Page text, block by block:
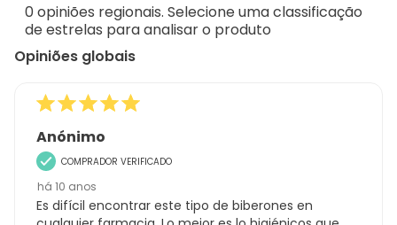
análises
0 opiniões regionais. Selecione uma classificação
de estrelas para analisar o produto
Opiniões globais
Anónimo
COMPRADOR VERIFICADO
há 10 anos
Es difícil encontrar este tipo de biberones en